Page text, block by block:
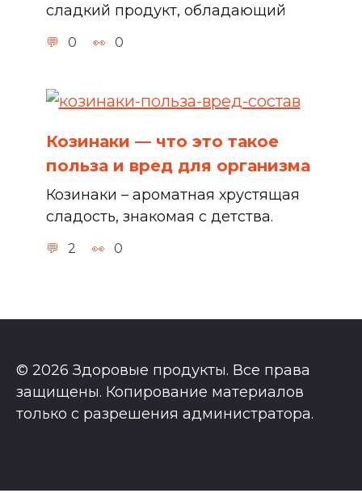
сладкий продукт, обладающий
0 0
Козинаки — что это такое
польза и вред для организма
Козинаки – ароматная хрустящая
сладость, знакомая с детства.
2 0
© 2026 Здоровые продукты. Все права
защищены. Копирование материалов
только с разрешения администратора.